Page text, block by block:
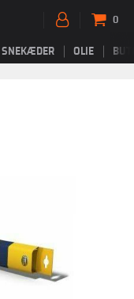
SNEKÆDER OLIE
0